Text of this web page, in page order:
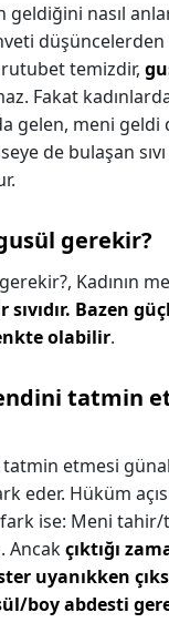
nasıl
düşüncelerden
temizdir,
Fakat
gelen, meni geldi
de bulaşan
gerekir?
Kadının
Bazen
olabilir.
tatmin
etmesi
eder. Hüküm
ise: Meni
Ancakçıktığı
uyanıkken
boy abdesti